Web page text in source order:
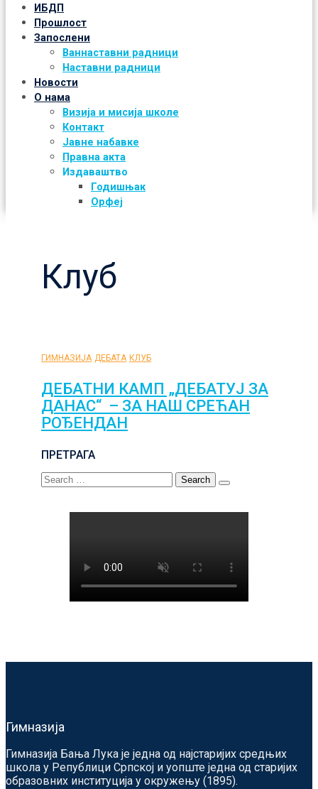
ИБДП
Прошлост
Запослени
Ваннаставни радници
Наставни радници
Новости
О нама
Визија и мисија школе
Контакт
Јавне набавке
Правна акта
Издаваштво
Годишњак
Орфеј
Клуб
ГИМНАЗИЈА ДЕБАТА КЛУБ
ДЕБАТНИ КАМП „ДЕБАТУЈ ЗА
ДАНАС“ – ЗА НАШ СРЕЋАН
РОЂЕНДАН
ПРЕТРАГА
Search
for:
Гимназија
Гимназија Бања Лука је једна од најстаријих средњих
школа у Републици Српској и уопште једна од старијих
образовних институција у окружењу (1895).